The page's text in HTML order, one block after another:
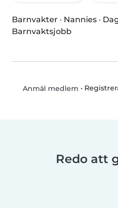
Barnvakter · Nannies ·
Barnvaktsjobb
Anmäl medlem •
Redo att